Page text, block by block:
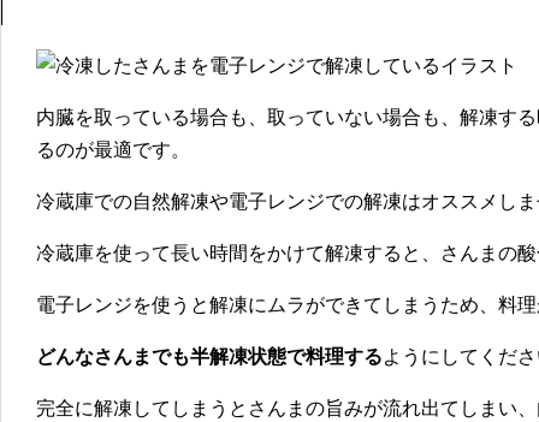
内臓を取っている場合も、取っていない場合も、 解凍す
るのが最適です。
冷蔵庫での自然解凍や電子レンジでの解凍はオススメし
冷蔵庫を使って長い時間をかけて解凍すると、さんまの
電子レンジを使うと解凍にムラができてしまうため、料
どんなさんまでも半解凍状態で料理するようにしてくだ
完全に解凍してしまうとさんまの旨みが流れ出てしまい